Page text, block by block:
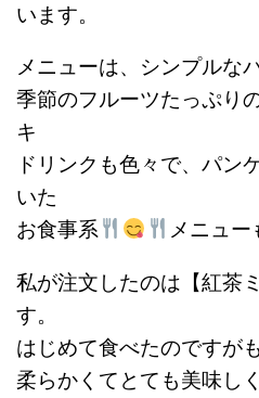
います。
メニューは、シンプルな
季節のフルーツたっぷり
キ
ドリンクも色々で、パン
いた
お食事系
メニュー
私が注文したのは【紅茶
す。
はじめて食べたのですが
柔らかくてとても美味し